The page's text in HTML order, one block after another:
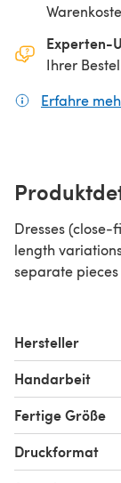
Experten-
Ihrer
Erfahre
Dresses
length
separate pieces
Hersteller
Handarbeit
Fertige Größe
Druckformat